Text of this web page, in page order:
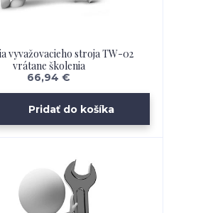
vyvažovacieho stroja TW-02
vrátane školenia
66,94 €
Pridať do košíka